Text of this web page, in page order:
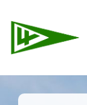
Zum
Inhalt